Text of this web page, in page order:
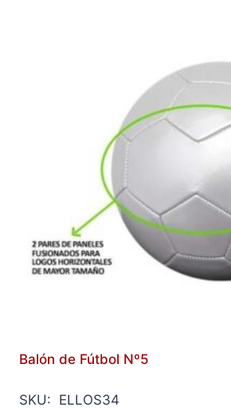
Balón de Fútbol Nº5
SKU: ELLOS34